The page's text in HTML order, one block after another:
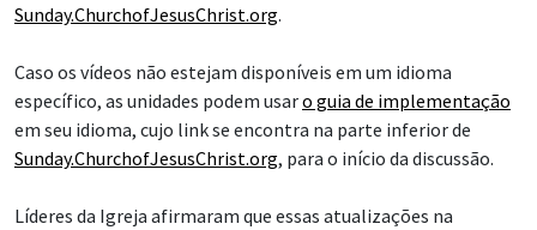
Sunday.ChurchofJesusChrist.org.
Caso os vídeos não estejam disponíveis em um idioma
específico, as unidades podem usaro guia de implementação
em seu idioma, cujo link se encontra na parte inferior de
Sunday.ChurchofJesusChrist.org, para o início da discussão.
Líderes da Igreja afirmaram que essas atualizações na